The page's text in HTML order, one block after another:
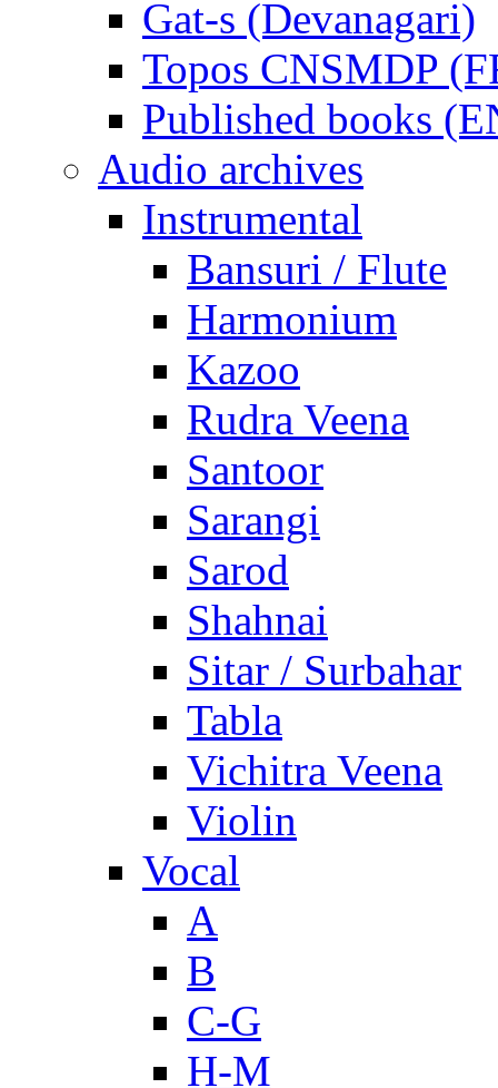
Gat-s (Devanagari)
Topos CNSMDP
Published books
Audio archives
Instrumental
Bansuri / Flute
Harmonium
Kazoo
Rudra Veena
Santoor
Sarangi
Sarod
Shahnai
Sitar / Surbahar
Tabla
Vichitra Veena
Violin
Vocal
A
B
C-G
H-M